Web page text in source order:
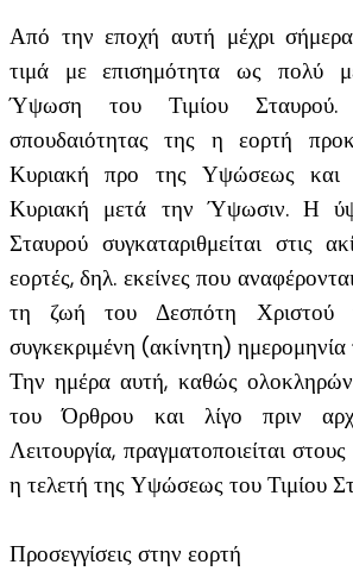
Από την εποχή αυτή μέχρι
τιμά με επισημότητα ως πολύ
Ύψωση του Τιμίου
σπουδαιότητας της η εορτή
Κυριακή προ της Υψώσεως και
Κυριακή μετά την Ύψωσιν. Η
Σταυρού συγκαταριθμείται στις
εορτές, δηλ. εκείνες που
τη ζωή του Δεσπότη Χριστού
συγκεκριμένη (ακίνητη)
Την ημέρα αυτή, καθώς
του Όρθρου και λίγο πριν
Λειτουργία, πραγματοποιείται
η τελετή της Υψώσεως του Τιμίου
Προσεγγίσεις στην εορτή